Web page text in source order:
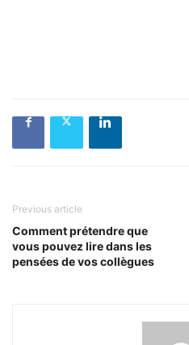
Previous article
Comment prétendre que
vous pouvez lire dans les
pensées de vos collègues